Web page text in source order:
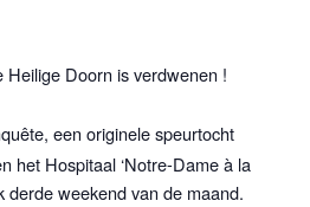
Heilige Doorn is verdwenen !
een originele speurtocht
het Hospitaal ‘Notre-Dame à la
derde weekend van de maand.